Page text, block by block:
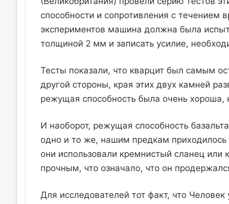
способности и сопротивления с течением
экспериментов машина должна была
толщиной 2 мм и записать усилие,
Тесты показали, что кварцит был самым
другой стороны, края этих двух камней
режущая способность была очень хороша,
И наоборот, режущая способность
одно и то же, нашим предкам приходилось
они использовали кремнистый сланец или
прочным, что означало, что он
Для исследователей тот факт, что